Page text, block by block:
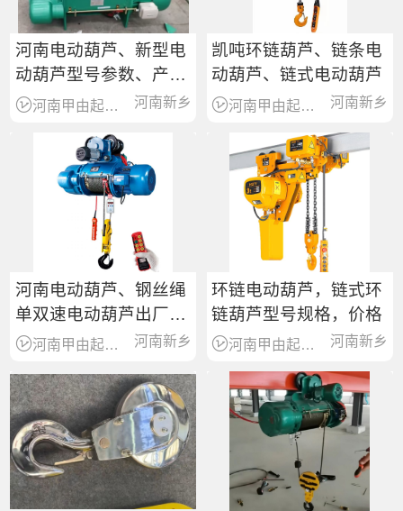
河南电动葫芦、新型电
动葫芦型号参数、产品
价格
河南新乡
河南甲由起重机有限公司
凯吨环链葫芦、链条电
动葫芦、链式电动葫芦
河南新乡
河南甲由起重机有限公司
河南电动葫芦、钢丝绳
单双速电动葫芦出厂价
销售
河南新乡
河南甲由起重机有限公司
环链电动葫芦，链式环
链葫芦型号规格，价格
河南新乡
河南甲由起重机有限公司